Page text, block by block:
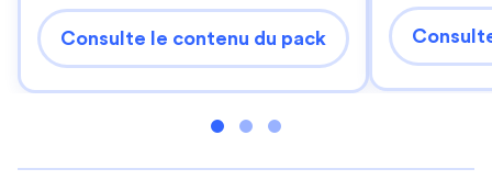
Consulte le contenu du pack